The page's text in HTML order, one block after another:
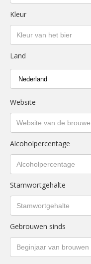
Kleur
Land
Website
Alcoholpercentage
Stamwortgehalte
Gebrouwen sinds